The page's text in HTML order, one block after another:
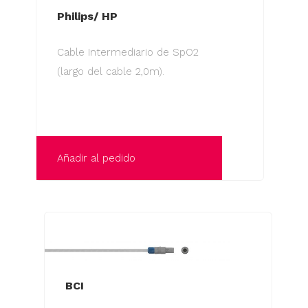
Philips/ HP
Cable Intermediario de SpO2
(largo del cable 2,0m).
Añadir al pedido
BCI